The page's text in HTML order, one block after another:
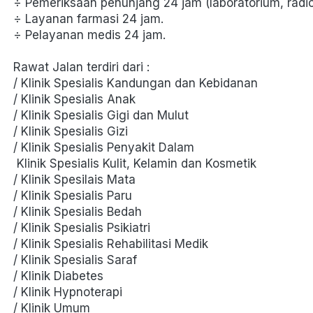
÷ Layanan farmasi 24 jam.
÷ Pelayanan medis 24 jam.
Rawat Jalan terdiri dari :
/ Klinik Spesialis Kandungan dan Kebidanan
/ Klinik Spesialis Anak
/ Klinik Spesialis Gigi dan Mulut
/ Klinik Spesialis Gizi
/ Klinik Spesialis Penyakit Dalam
Klinik Spesialis Kulit, Kelamin dan Kosmetik
/ Klinik Spesilais Mata
/ Klinik Spesialis Paru
/ Klinik Spesialis Bedah
/ Klinik Spesialis Psikiatri
/ Klinik Spesialis Rehabilitasi Medik
/ Klinik Spesialis Saraf
/ Klinik Diabetes
/ Klinik Hypnoterapi
/ Klinik Umum